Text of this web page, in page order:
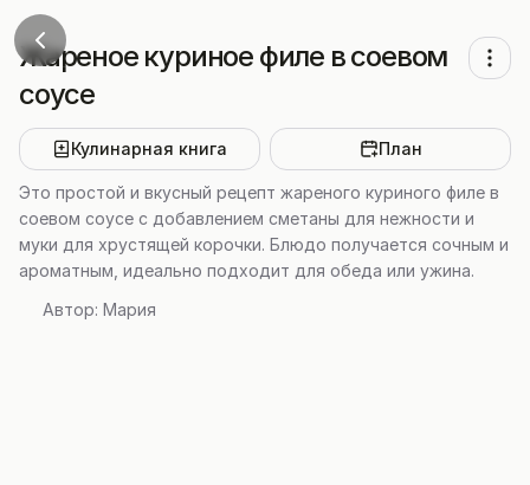
Жареное куриное филе в соевом
соусе
Кулинарная книга План
Это простой и вкусный рецепт жареного куриного филе в
соевом соусе с добавлением сметаны для нежности и
муки для хрустящей корочки. Блюдо получается сочным и
ароматным, идеально подходит для обеда или ужина.
Автор: Мария